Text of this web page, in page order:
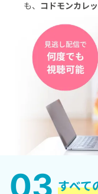
も、
コドモンカレ
すべて